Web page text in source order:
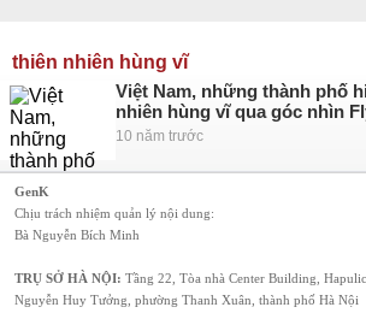
thiên nhiên hùng vĩ
Việt Nam, những thành phố
nhiên hùng vĩ qua góc nhìn
10 năm trước
GenK
Chịu trách nhiệm quản lý nội dung:
Bà Nguyễn Bích Minh
TRỤ SỞ HÀ NỘI: Tầng 22, Tòa nhà Center Building,
Nguyễn Huy Tưởng, phường Thanh Xuân, thành phố Hà Nội